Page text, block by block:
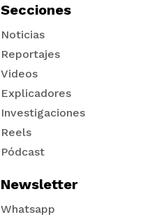
Secciones
Noticias
Reportajes
Videos
Explicadores
Investigaciones
Reels
Pódcast
Newsletter
Whatsapp